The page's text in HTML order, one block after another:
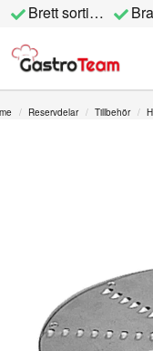
Brett sortiment Bra
Reservdelar Tillbehör